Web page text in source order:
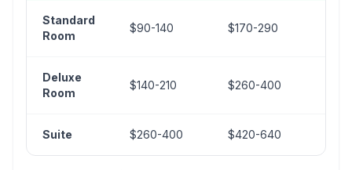
Standard
Room
$90-140 $170-290
Deluxe
Room
$140-210 $260-400
Suite $260-400 $420-640